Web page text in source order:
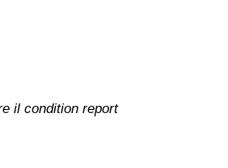
il condition report